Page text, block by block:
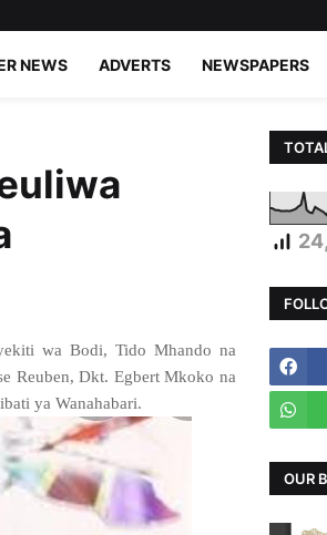
NEWS ADVERTS NEWSPAPERS
wa Bodi,Tido Mhando na
Reuben, Dkt. Egbert Mkoko na
ya Wanahabari.
OUR